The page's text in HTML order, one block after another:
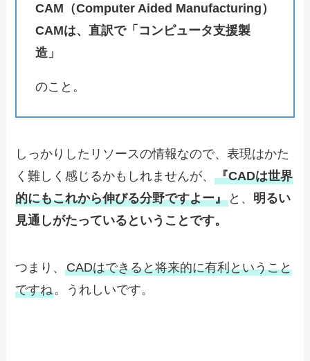
CAM（Computer Aided Manufacturing）
CAMは、直訳で「コンピュータ支援製
造」
のこと。
しっかりしたリソースの情報なので、表現はかた
く難しく感じるかもしれませんが、『CADは世界
的にもこれから伸びる分野ですよー』 と、 明るい
見通しがたっているということです。
つまり、CADはできると将来的に有利ということ
ですね。うれしいです。